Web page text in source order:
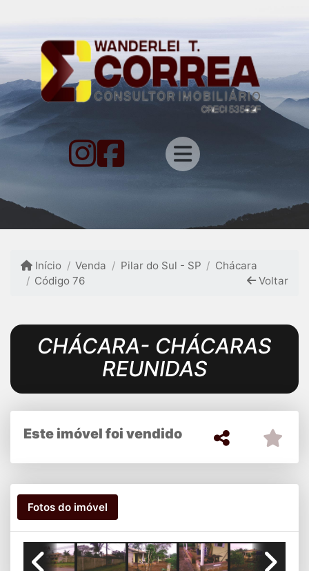
Início Venda Pilar do Sul - SP
Chácara
Código 76
Voltar
CHÁCARA- CHÁCARAS
REUNIDAS
Este imóvel foi vendido
Fotos do imóvel